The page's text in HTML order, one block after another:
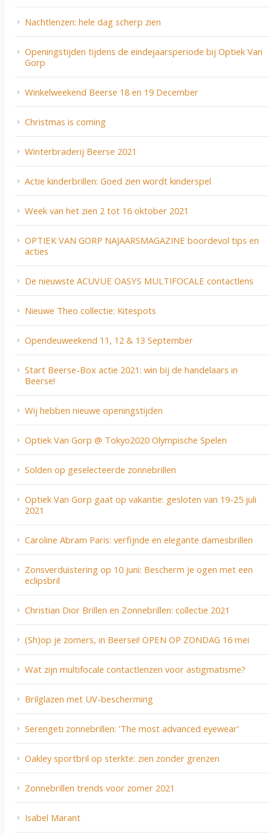
Nachtlenzen: hele dag scherp zien
Openingstijden tijdens de eindejaarsperiode bij Optiek Van
Gorp
Winkelweekend Beerse 18 en 19 December
Christmas is coming
Winterbraderij Beerse 2021
Actie kinderbrillen: Goed zien wordt kinderspel
Week van het zien 2 tot 16 oktober 2021
OPTIEK VAN GORP NAJAARSMAGAZINE boordevol tips en
acties
De nieuwste ACUVUE OASYS MULTIFOCALE contactlens
Nieuwe Theo collectie: Kitespots
Opendeuweekend 11, 12 & 13 September
Start Beerse-Box actie 2021: win bij de handelaars in
Beerse!
Wij hebben nieuwe openingstijden
Optiek Van Gorp @ Tokyo2020 Olympische Spelen
Solden op geselecteerde zonnebrillen
Optiek Van Gorp gaat op vakantie: gesloten van 19-25 juli
2021
Caroline Abram Paris: verfijnde en elegante damesbrillen
Zonsverduistering op 10 juni: Bescherm je ogen met een
eclipsbril
Christian Dior Brillen en Zonnebrillen: collectie 2021
(Sh)op je zomers, in Beersei! OPEN OP ZONDAG 16 mei
Wat zijn multifocale contactlenzen voor astigmatisme?
Brilglazen met UV-bescherming
Serengeti zonnebrillen: 'The most advanced eyewear'
Oakley sportbril op sterkte: zien zonder grenzen
Zonnebrillen trends voor zomer 2021
Isabel Marant